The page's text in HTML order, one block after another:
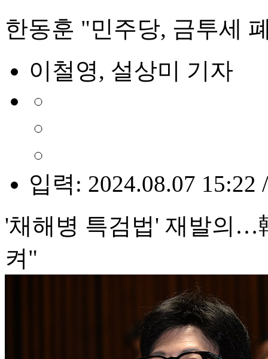
한동훈 "민주당, 금투세
이철영, 설상미 기자
입력: 2024.08.07 15:22
'채해병 특검법' 재발의…
켜"